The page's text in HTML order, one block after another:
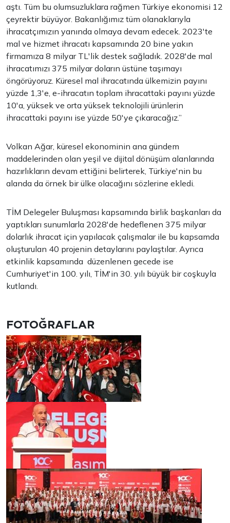
aştı. Tüm bu olumsuzluklara rağmen Türkiye ekonomisi 12
çeyrektir büyüyor. Bakanlığımız tüm olanaklarıyla
ihracatçımızın yanında olmaya devam edecek. 2023'te
mal ve hizmet ihracatı kapsamında 20 bine yakın
firmamıza 8 milyar TL'lik destek sağladık. 2028'de mal
ihracatımızı 375 milyar doların üstüne taşımayı
öngörüyoruz. Küresel mal ihracatında ülkemizin payını
yüzde 1,3'e, e-ihracatın toplam ihracattaki payını yüzde
10'a, yüksek ve orta yüksek teknolojili ürünlerin
ihracattaki payını ise yüzde 50'ye çıkaracağız.”
Volkan Ağar, küresel ekonominin ana gündem
maddelerinden olan yeşil ve dijital dönüşüm alanlarında
hazırlıkların devam ettiğini belirterek, Türkiye'nin bu
alanda da örnek bir ülke olacağını sözlerine ekledi.
TİM Delegeler Buluşması kapsamında birlik başkanları da
yaptıkları sunumlarla 2028'de hedeflenen 375 milyar
dolarlık ihracat için yapılacak çalışmalar ile bu kapsamda
oluşturulan 40 projenin detaylarını paylaştılar. Ayrıca
etkinlik kapsamında düzenlenen gecede ise
Cumhuriyet'in 100. yılı, TİM'in 30. yılı büyük bir coşkuyla
kutlandı.
FOTOĞRAFLAR